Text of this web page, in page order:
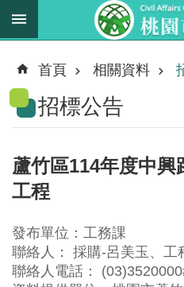
跳到主要內容區塊
新
消
息
務
職
掌
法
規
資
料
首頁 相關資料
招標公告
蘆竹區114年度中
工程
發布單位：工務課
聯絡人： 採購-呂美玉、工
聯絡人電話：